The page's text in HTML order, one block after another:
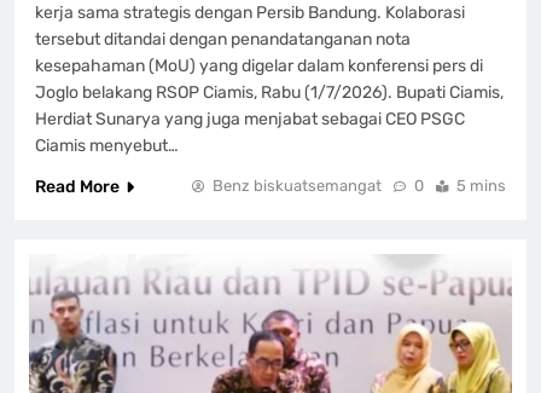
kerja sama strategis dengan Persib Bandung. Kolaborasi
tersebut ditandai dengan penandatanganan nota
kesepahaman (MoU) yang digelar dalam konferensi pers di
Joglo belakang RSOP Ciamis, Rabu (1/7/2026). Bupati Ciamis,
Herdiat Sunarya yang juga menjabat sebagai CEO PSGC
Ciamis menyebut…
Read More
Benz biskuatsemangat 0 5 mins